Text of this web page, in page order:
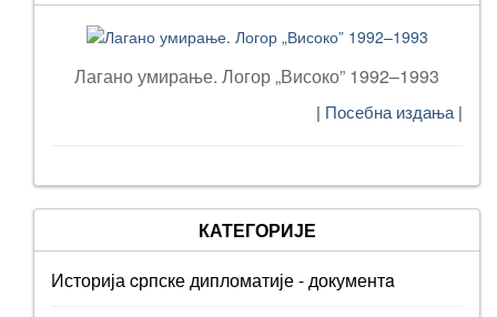
Лагано умирање. Логор „Високо” 1992–1993
| Посебна издања |
КАТЕГОРИЈЕ
Историја cрпске дипломатије - документa